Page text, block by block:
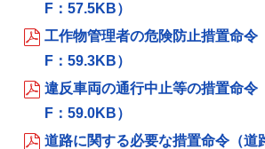
F：57.5KB）
工作物管理者の危険防止措置命令
F：59.3KB）
違反車両の通行中止等の措置命令
F：59.0KB）
道路に関する必要な措置命令（道